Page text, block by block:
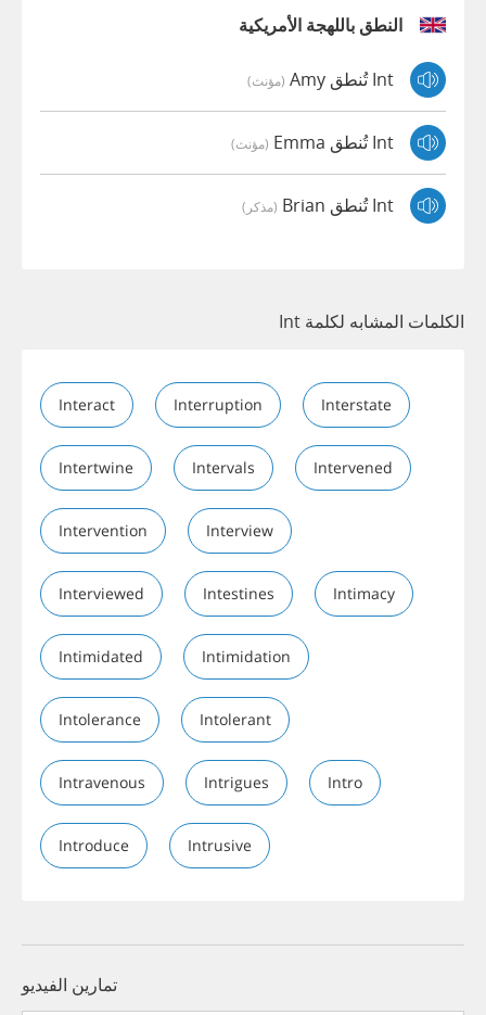
النطق باللهجة الأمريكية
Int تُنطق Amy (مؤنث)
Int تُنطق Emma (مؤنث)
Int تُنطق Brian (مذكر)
الكلمات المشابه لكلمة Int
Interact Interruption Interstate
Intertwine Intervals Intervened
Intervention Interview
Interviewed Intestines Intimacy
Intimidated Intimidation
Intolerance Intolerant
Intravenous Intrigues Intro
Introduce Intrusive
تمارين الفيديو